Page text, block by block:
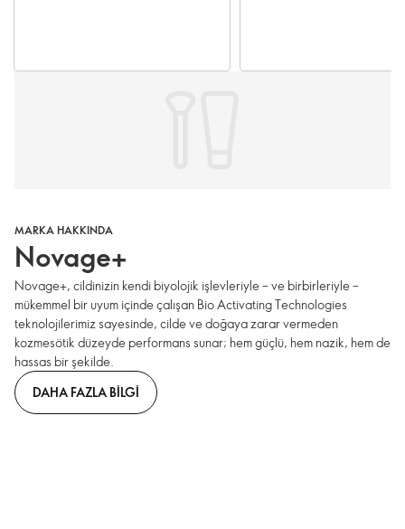
MARKA HAKKINDA
Novage+
Novage+, cildinizin kendi biyolojik işlevleriyle – ve birbirleriyle –
mükemmel bir uyum içinde çalışan Bio Activating Technologies
teknolojilerimiz sayesinde, cilde ve doğaya zarar vermeden
kozmesötik düzeyde performans sunar; hem güçlü, hem nazik, hem de
hassas bir şekilde.
DAHA FAZLA BILGI